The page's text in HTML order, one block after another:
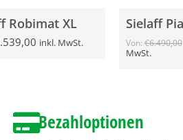
Robimat XL
inkl. MwSt. Von: €6.490,00
MwSt.
Bezahloptionen